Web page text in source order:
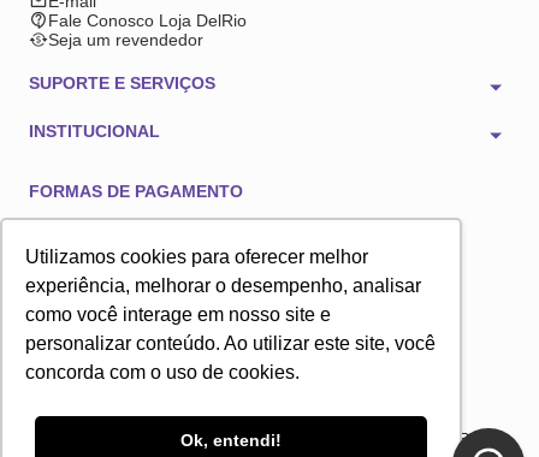
Utilizamos cookies para oferecer melhor
experiência, melhorar o desempenho, analisar
como você interage em nosso site e
personalizar conteúdo. Ao utilizar este site, você
concorda com o uso de cookies.
Ok, entendi!
Fale Conosco Loja DelRio
Seja um revendedor
SUPORTE E SERVIÇOS
INSTITUCIONAL
FORMAS DE PAGAMENTO
TECNOLOGIA E SEGURANÇA
2025 © Copyright DelRio. Todos os direitos reservados. A loja online DelRio é